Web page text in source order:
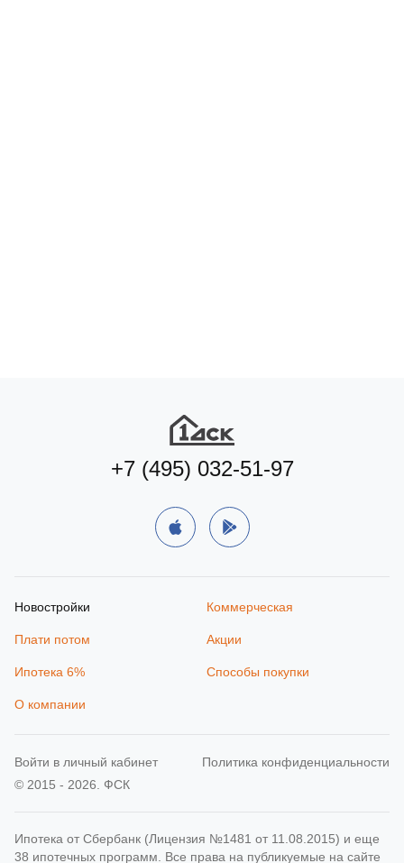
+7 (495) 032-51-97
Новостройки Коммерческая
Плати потом Акции
Ипотека 6% Способы покупки
О компании
© 2015 - 2026. ФСК
Политика конфиденциальности
Ипотека от Сбербанк (Лицензия №1481 от 11.08.2015) и еще
38 ипотечных программ. Все права на публикуемые на сайте
Войти в личный кабинет